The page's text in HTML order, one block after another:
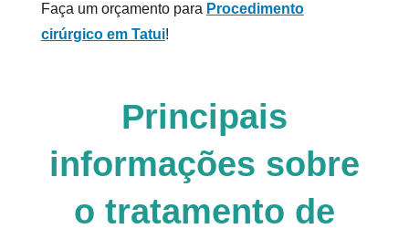
Faça um orçamento para Procedimento
cirúrgico em Tatui!
Principais
informações sobre
o tratamento de